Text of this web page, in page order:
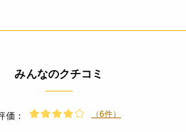
存してください。
により、固くなります。柔らかい場合は
みんなのクチコミ
価： （6件）